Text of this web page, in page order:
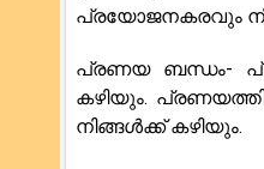
പ്രയോജനകരവും
പ്രണയ ബന്ധം-
കഴിയും.
നിങ്ങൾക്ക് കഴിയും.